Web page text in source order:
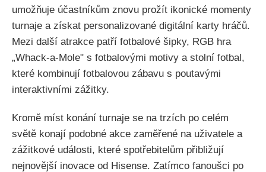
umožňuje účastníkům znovu prožít ikonické momenty
turnaje a získat personalizované digitální karty hráčů.
Mezi další atrakce patří fotbalové šipky, RGB hra
„Whack-a-Mole" s fotbalovými motivy a stolní fotbal,
které kombinují fotbalovou zábavu s poutavými
interaktivními zážitky.
Kromě míst konání turnaje se na trzích po celém
světě konají podobné akce zaměřené na uživatele a
zážitkové události, které spotřebitelům přibližují
nejnovější inovace od Hisense. Zatímco fanoušci po